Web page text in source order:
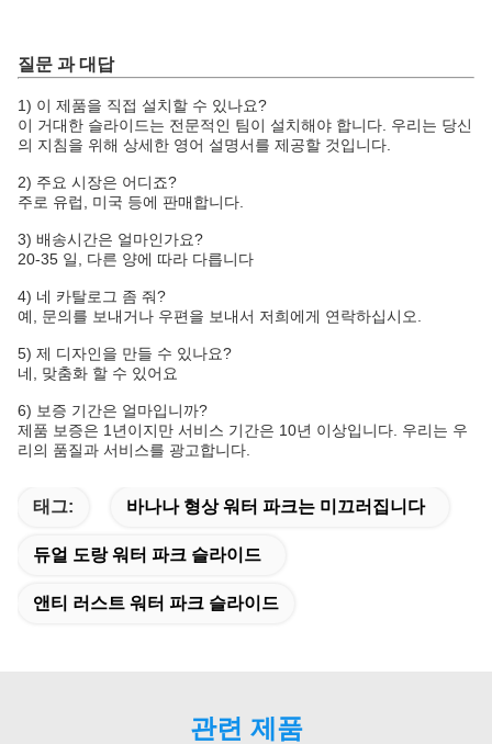
질문 과 대답
1) 이 제품을 직접 설치할 수 있나요?
이 거대한 슬라이드는 전문적인 팀이 설치해야 합니다. 우리는 당신
의 지침을 위해 상세한 영어 설명서를 제공할 것입니다.
2) 주요 시장은 어디죠?
주로 유럽, 미국 등에 판매합니다.
3) 배송시간은 얼마인가요?
20-35 일, 다른 양에 따라 다릅니다
4) 네 카탈로그 좀 줘?
예, 문의를 보내거나 우편을 보내서 저희에게 연락하십시오.
5) 제 디자인을 만들 수 있나요?
네, 맞춤화 할 수 있어요
6) 보증 기간은 얼마입니까?
제품 보증은 1년이지만 서비스 기간은 10년 이상입니다. 우리는 우
리의 품질과 서비스를 광고합니다.
태그: 바나나 형상 워터 파크는 미끄러집니다
듀얼 도랑 워터 파크 슬라이드
앤티 러스트 워터 파크 슬라이드
관련 제품